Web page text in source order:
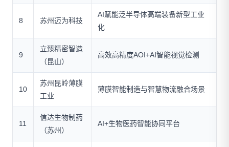
8 苏州迈为科技
AI赋能泛半导体高端装备新型工业
化
9
立臻精密智造
（昆山）
高效高精度AOI+AI智能视觉检测
10
苏州昆岭薄膜
工业
薄膜智能制造与智慧物流融合场景
11
信达生物制药
（苏州）
AI+生物医药智能协同平台